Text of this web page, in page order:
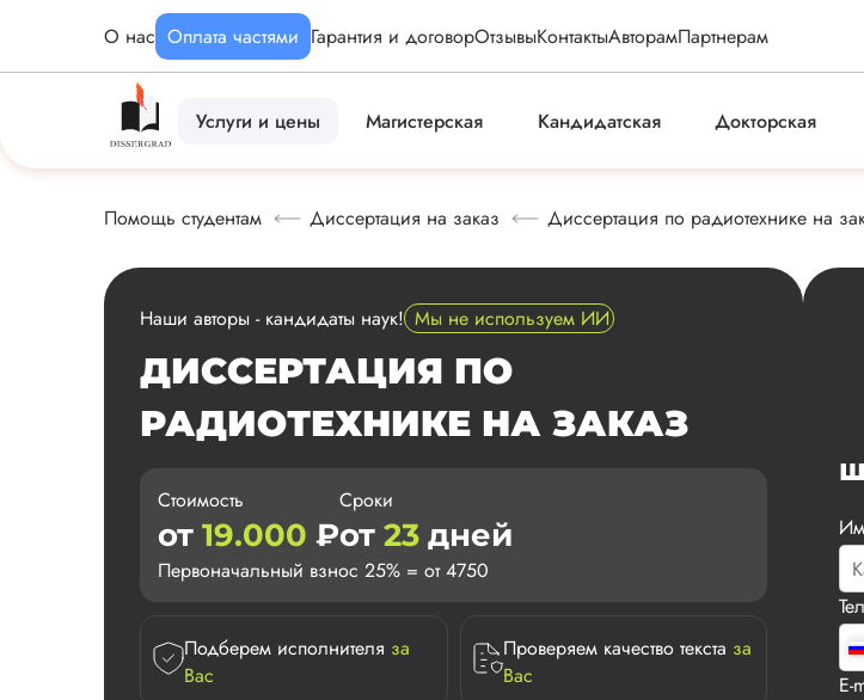
О нас Оплата частями Гарантия и договорОтзывыКонтактыАвторамПартнерам
Услуги и цены Магистерская Кандидатская Докторская
Помощь студентам Диссертация на заказ Диссертация по радиотехнике на
Наши авторы - кандидаты наук! Мы не используем ИИ
ДИССЕРТАЦИЯ ПО
РАДИОТЕХНИКЕ НА ЗАКАЗ
Стоимость
от 19.000 ₽
Сроки
от 23 дней
Первоначальный взнос 25% = от 4750
Подберем исполнителя за
Вас
Проверяем качество текста за
Вас
E-